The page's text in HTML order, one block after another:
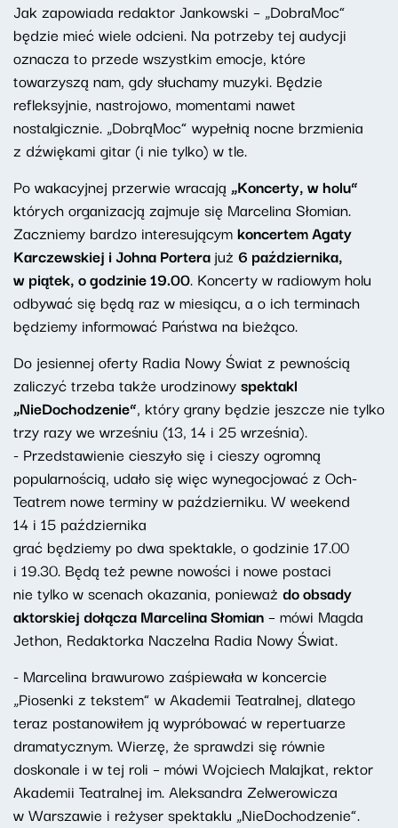
Jak zapowiada redaktor Jankowski – „DobraMoc”
będzie mieć wiele odcieni. Na potrzeby tej audycji
oznacza to przede wszystkim emocje, które
towarzyszą nam, gdy słuchamy muzyki. Będzie
refleksyjnie, nastrojowo, momentami nawet
nostalgicznie. „DobrąMoc” wypełnią nocne brzmienia
z dźwiękami gitar (i nie tylko) w tle.
Po wakacyjnej przerwie wracają „Koncerty, w holu”
których organizacją zajmuje się Marcelina Słomian.
Zaczniemy bardzo interesującymkoncertem Agaty
Karczewskiej i Johna Porterajuż 6 października,
w piątek, o godzinie 19.00. Koncerty w radiowym holu
odbywać się będą raz w miesiącu, a o ich terminach
będziemy informować Państwa na bieżąco.
Do jesiennej oferty Radia Nowy Świat z pewnością
zaliczyć trzeba także urodzinowyspektakl
„NieDochodzenie”, który grany będzie jeszcze nie tylko
trzy razy we wrześniu (13, 14 i 25 września).
- Przedstawienie cieszyło się i cieszy ogromną
popularnością, udało się więc wynegocjować z Och-
Teatrem nowe terminy w październiku. W weekend
14 i 15 października
grać będziemy po dwa spektakle, o godzinie 17.00
i 19.30. Będą też pewne nowości i nowe postaci
nie tylko w scenach okazania, ponieważ do obsady
aktorskiej dołącza Marcelina Słomian– mówi Magda
Jethon, Redaktorka Naczelna Radia Nowy Świat.
- Marcelina brawurowo zaśpiewała w koncercie
„Piosenki z tekstem” w Akademii Teatralnej, dlatego
teraz postanowiłem ją wypróbować w repertuarze
dramatycznym. Wierzę, że sprawdzi się równie
doskonale i w tej roli – mówi Wojciech Malajkat, rektor
Akademii Teatralnej im. Aleksandra Zelwerowicza
w Warszawie i reżyser spektaklu „NieDochodzenie”.